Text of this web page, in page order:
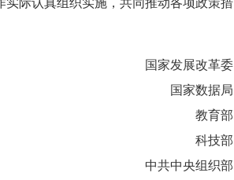
际认真组织实施，共同推动各项政策措
国家发展改革委
国家数据局
教育部
科技部
中共中央组织部